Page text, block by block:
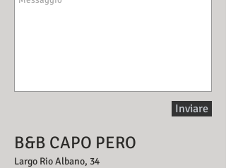
Inviare
B&B CAPO PERO
Largo Rio Albano, 34